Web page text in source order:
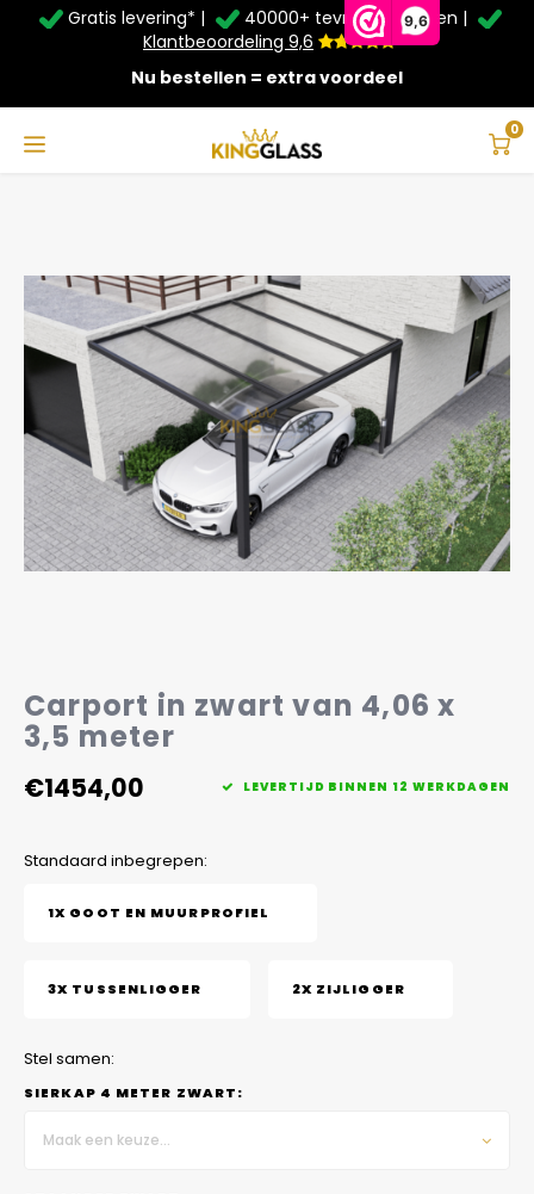
9,6
Service & Contact
Afhalen
Montage
Betaalmethoden
Garantie
Veelgestelde vragen
Taal
Deutsch
Gratis levering* |
40000+ tevreden klanten |
Klantbeoordeling 9,6
Nu bestellen = extra voordeel
0
Zomer Deals: Tot 20% kortingop schuifwanden en
veranda's +€20extra kassa korting*
Carport in zwart van 4,06 x 3,5 meter
Carport in zwart van 4,06 x
3,5 meter
€1454,00 LEVERTIJD BINNEN 12 WERKDAGEN
Standaard inbegrepen:
1X GOOT EN MUURPROFIEL
3X TUSSENLIGGER 2X ZIJLIGGER
Stel samen:
SIERKAP 4 METER ZWART:
Maak een keuze...